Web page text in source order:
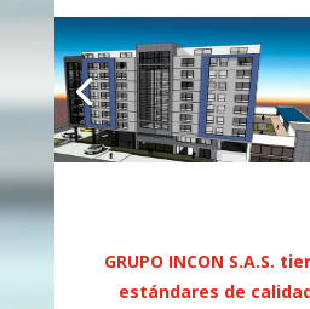
GRUPO INCON S.A.S.
estándares de